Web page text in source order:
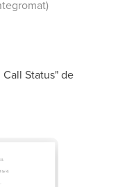
Status" de